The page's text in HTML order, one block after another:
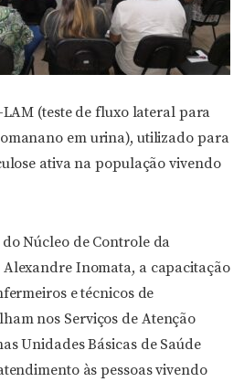
(teste de fluxo lateral para
em urina), utilizado para
ativa na população vivendo
Núcleo de Controle da
Alexandre Inomata, a capacitação
e técnicos de
nos Serviços de Atenção
Unidades Básicas de Saúde
às pessoas vivendo